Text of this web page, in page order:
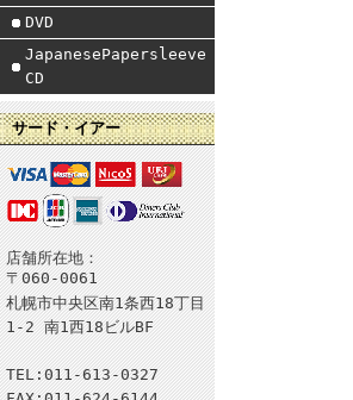
DVD
JapanesePapersleeve
CD
サード・イアー
店舗所在地：
〒060-0061
札幌市中央区南1条西18丁目
1-2 南1西18ビルBF
TEL:011-613-0327